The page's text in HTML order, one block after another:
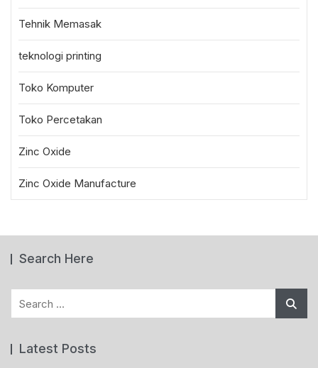
Tehnik Memasak
teknologi printing
Toko Komputer
Toko Percetakan
Zinc Oxide
Zinc Oxide Manufacture
Search Here
Latest Posts